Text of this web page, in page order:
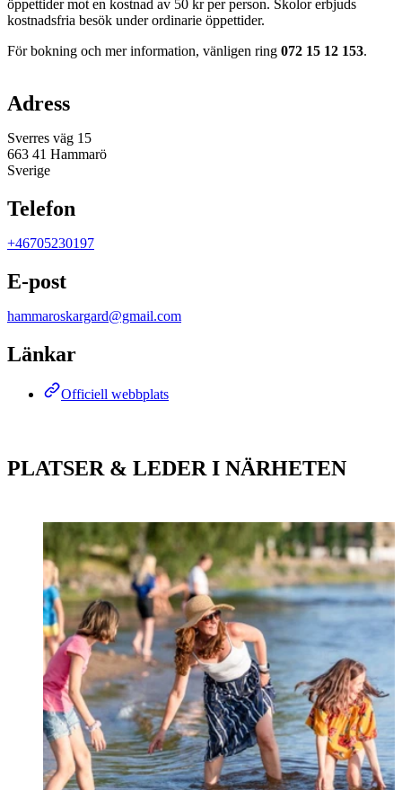
öppettider mot en kostnad av 50 kr per person. Skolor erbjuds
kostnadsfria besök under ordinarie öppettider.
För bokning och mer information, vänligen ring 072 15 12 153.
Adress
Sverres väg 15
663 41 Hammarö
Sverige
Telefon
+46705230197
E-post
hammaroskargard@gmail.com
Länkar
Officiell webbplats
PLATSER & LEDER I NÄRHETEN